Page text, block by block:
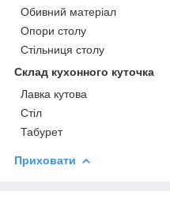
Обивний матеріал
Опори столу
Стільниця столу
Склад кухонного куточка
Лавка кутова
Стіл
Табурет
Приховати